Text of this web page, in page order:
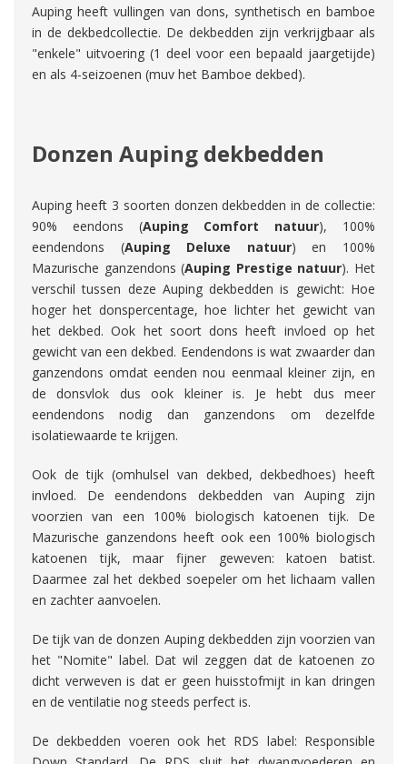
Auping heeft vullingen van dons, synthetisch en bamboe
in de dekbedcollectie. De dekbedden zijn verkrijgbaar als
"enkele" uitvoering (1 deel voor een bepaald jaargetijde)
en als 4-seizoenen (muv het Bamboe dekbed).
Donzen Auping dekbedden
Auping heeft 3 soorten donzen dekbedden in de collectie:
90% eendons (Auping Comfort natuur), 100%
eendendons (Auping Deluxe natuur) en 100%
Mazurische ganzendons (Auping Prestige natuur). Het
verschil tussen deze Auping dekbedden is gewicht: Hoe
hoger het donspercentage, hoe lichter het gewicht van
het dekbed. Ook het soort dons heeft invloed op het
gewicht van een dekbed. Eendendons is wat zwaarder dan
ganzendons omdat eenden nou eenmaal kleiner zijn, en
de donsvlok dus ook kleiner is. Je hebt dus meer
eendendons nodig dan ganzendons om dezelfde
isolatiewaarde te krijgen.
Ook de tijk (omhulsel van dekbed, dekbedhoes) heeft
invloed. De eendendons dekbedden van Auping zijn
voorzien van een 100% biologisch katoenen tijk. De
Mazurische ganzendons heeft ook een 100% biologisch
katoenen tijk, maar fijner geweven: katoen batist.
Daarmee zal het dekbed soepeler om het lichaam vallen
en zachter aanvoelen.
De tijk van de donzen Auping dekbedden zijn voorzien van
het "Nomite" label. Dat wil zeggen dat de katoenen zo
dicht verweven is dat er geen huisstofmijt in kan dringen
en de ventilatie nog steeds perfect is.
De dekbedden voeren ook het RDS label: Responsible